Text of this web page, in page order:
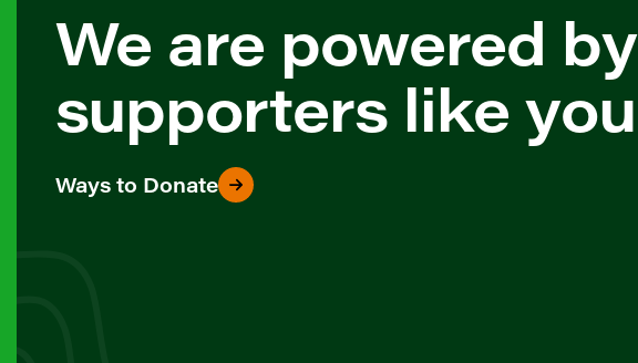
We are powered by
supporters like you
Ways to Donate